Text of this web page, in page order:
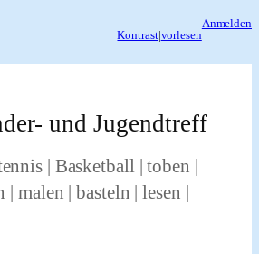
Kontrast| vorlesen
Anmelden
und Jugendtreff
| Basketball | toben |
malen | basteln | lesen |